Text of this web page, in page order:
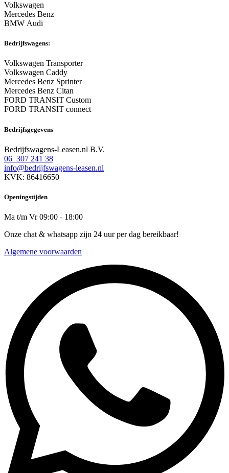
Volkswagen
Mercedes Benz
BMW Audi
Bedrijfswagens:
Volkswagen Transporter
Volkswagen Caddy
Mercedes Benz Sprinter
Mercedes Benz Citan
FORD TRANSIT Custom
FORD TRANSIT connect
Bedrijfsgegevens
Bedrijfswagens-Leasen.nl B.V.
06 307 241 38
info@bedrijfswagens-leasen.nl
KVK: 86416650
Openingstijden
Ma t/m Vr 09:00 - 18:00
Onze chat & whatsapp zijn 24 uur per dag bereikbaar!
Algemene voorwaarden